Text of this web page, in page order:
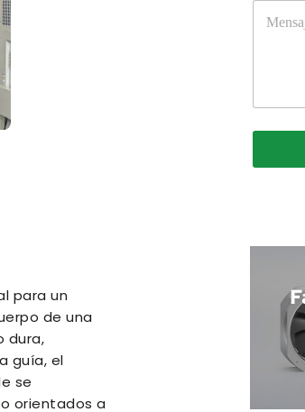
para un
de una
dura,
guía, el
se
orientados a